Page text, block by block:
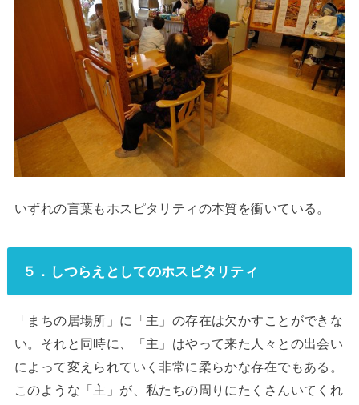
いずれの言葉もホスピタリティの本質を衝いている。
５．しつらえとしてのホスピタリティ
「まちの居場所」に「主」の存在は欠かすことができな
い。それと同時に、「主」はやって来た人々との出会い
によって変えられていく非常に柔らかな存在でもある。
このような「主」が、私たちの周りにたくさんいてくれ